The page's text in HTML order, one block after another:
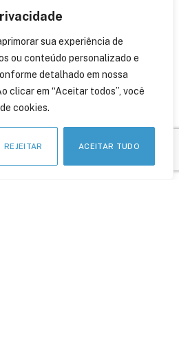
sua experiência de
ou conteúdo personalizado e
detalhado em nossa
clicar em “Aceitar todos”, você
cookies.
REJEITAR ACEITAR TUDO
Ministério da Gestão
amplia acordo com a
Microsoft para
estabelecer preços
máximos em licitações
públicas
30 de março de 2026